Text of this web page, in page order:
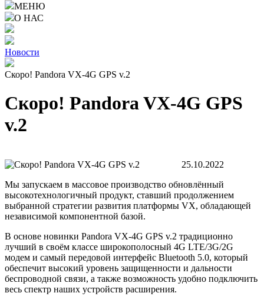
МЕНЮ
О НАС
Новости
Скоро! Pandora VX-4G GPS v.2
Скоро! Pandora VX-4G GPS
v.2
25.10.2022
Мы запускаем в массовое производство обновлённый
высокотехнологичный продукт, ставший продолжением
выбранной стратегии развития платформы VX, обладающей
независимой компонентной базой.
В основе новинки Pandora VX-4G GPS v.2 традиционно
лучший в своём классе широкополосный 4G LTE/3G/2G
модем и самый передовой интерфейс Bluetooth 5.0, который
обеспечит высокий уровень защищенности и дальности
беспроводной связи, а также возможность удобно подключить
весь спектр наших устройств расширения.